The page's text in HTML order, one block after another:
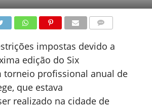
impostas devido a
edição do Six
torneio profissional anual de
que estava
realizado na cidade de